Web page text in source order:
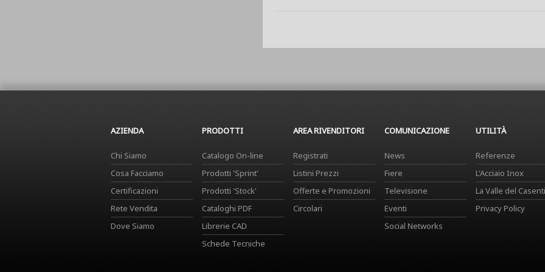
AZIENDA
Chi Siamo
Cosa Facciamo
Certificazioni
Rete Vendita
Dove Siamo
PRODOTTI
Catalogo On-line
Prodotti 'Sprint'
Prodotti 'Stock'
Cataloghi PDF
Librerie CAD
Schede Tecniche
AREA RIVENDITORI
Registrati
Listini Prezzi
Offerte e Promozioni
Circolari
COMUNICAZIONE
News
Fiere
Televisione
Eventi
Social Networks
UTILITÀ
Referenze
L'Acciaio Inox
La Valle del
Privacy Policy